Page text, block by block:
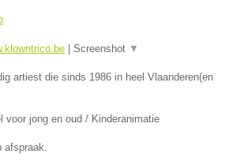
Screenshot ▼
artiest die sinds 1986 in heel Vlaanderen(en
voor jong en oud / Kinderanimatie
afspraak.